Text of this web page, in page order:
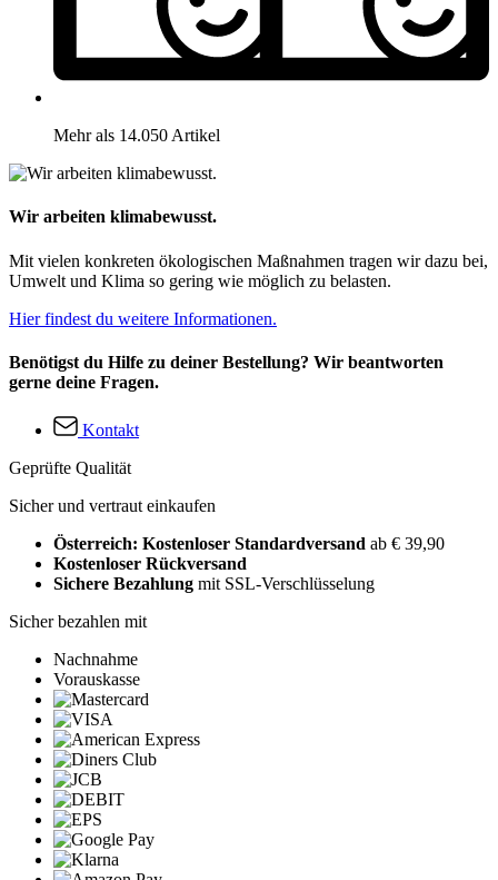
Mehr als 14.050 Artikel
Wir arbeiten klimabewusst.
Mit vielen konkreten ökologischen Maßnahmen tragen wir dazu bei,
Umwelt und Klima so gering wie möglich zu belasten.
Hier findest du weitere Informationen.
Benötigst du Hilfe zu deiner Bestellung? Wir beantworten
gerne deine Fragen.
Kontakt
Geprüfte Qualität
Sicher und vertraut einkaufen
Österreich: Kostenloser Standardversand ab € 39,90
Kostenloser Rückversand
Sichere Bezahlung mit SSL-Verschlüsselung
Sicher bezahlen mit
Nachnahme
Vorauskasse